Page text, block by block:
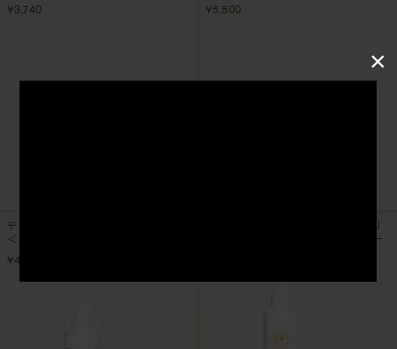
×
¥3,740
¥5,500
デフィニションスタイリングフォーム
＜スタイリングフォーム＞
¥4,180
アイクリエイトフィニッシュ スタイリ
ングスプレー ＜スタイリングスプレー